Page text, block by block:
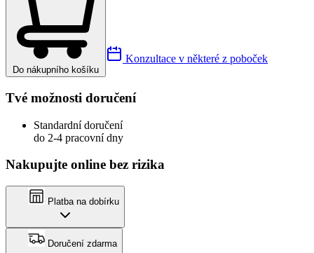
Do nákupního košíku
Konzultace v některé z poboček
Tvé možnosti doručení
Standardní doručení
do 2-4 pracovní dny
Nakupujte online bez rizika
Platba na dobírku
Doručení zdarma